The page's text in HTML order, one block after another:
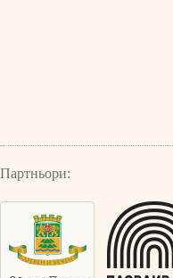
Партньори: